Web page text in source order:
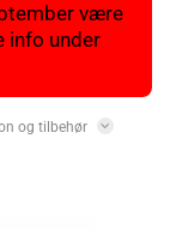
være
info under
og tilbehør